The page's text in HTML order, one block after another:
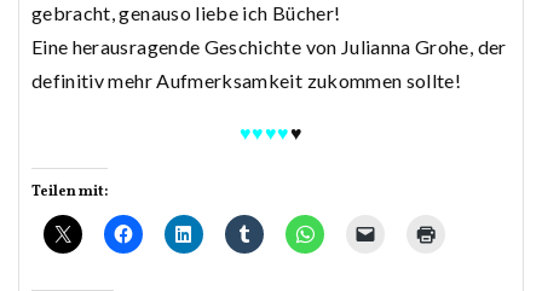
gebracht, genauso liebe ich Bücher!
Eine herausragende Geschichte von Julianna Grohe, der
definitiv mehr Aufmerksamkeit zukommen sollte!
♥♥♥♥♥
Teilen mit: